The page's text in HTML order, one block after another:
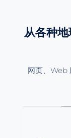
从各种
网页、Web